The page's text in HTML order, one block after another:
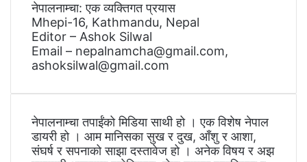
नेपालनाम्चा: एक व्यक्तिगत प्रयास
Mhepi-16, Kathmandu, Nepal
Editor – Ashok Silwal
Email – nepalnamcha@gmail.com,
ashoksilwal@gmail.com
नेपालनाम्चा तपाईंको मिडिया साथी हो । एक विशेष नेपाल
डायरी हो । आम मानिसका सुख र दुख, आँशु र आशा,
संघर्ष र सपनाको साझा दस्तावेज हो । अनेक विषय र अझ